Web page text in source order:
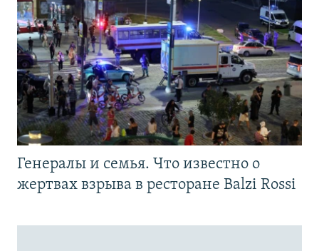
Генералы и семья. Что известно о
жертвах взрыва в ресторане Balzi Rossi